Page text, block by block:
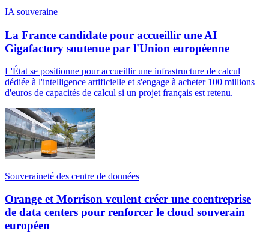
IA souveraine
La France candidate pour accueillir une AI
Gigafactory soutenue par l'Union européenne
L'État se positionne pour accueillir une infrastructure de calcul
dédiée à l'intelligence artificielle et s'engage à acheter 100 millions
d'euros de capacités de calcul si un projet français est retenu.
Souveraineté des centre de données
Orange et Morrison veulent créer une coentreprise
de data centers pour renforcer le cloud souverain
européen